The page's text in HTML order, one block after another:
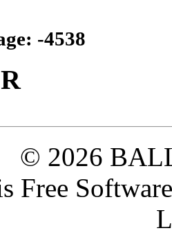
-4538
© 2026
Free